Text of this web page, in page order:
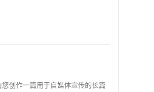
创作一篇用于自媒体宣传的长篇